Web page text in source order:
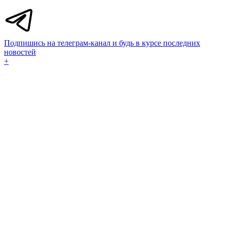
Подпишись на телеграм-канал и будь в курсе последних
новостей
+